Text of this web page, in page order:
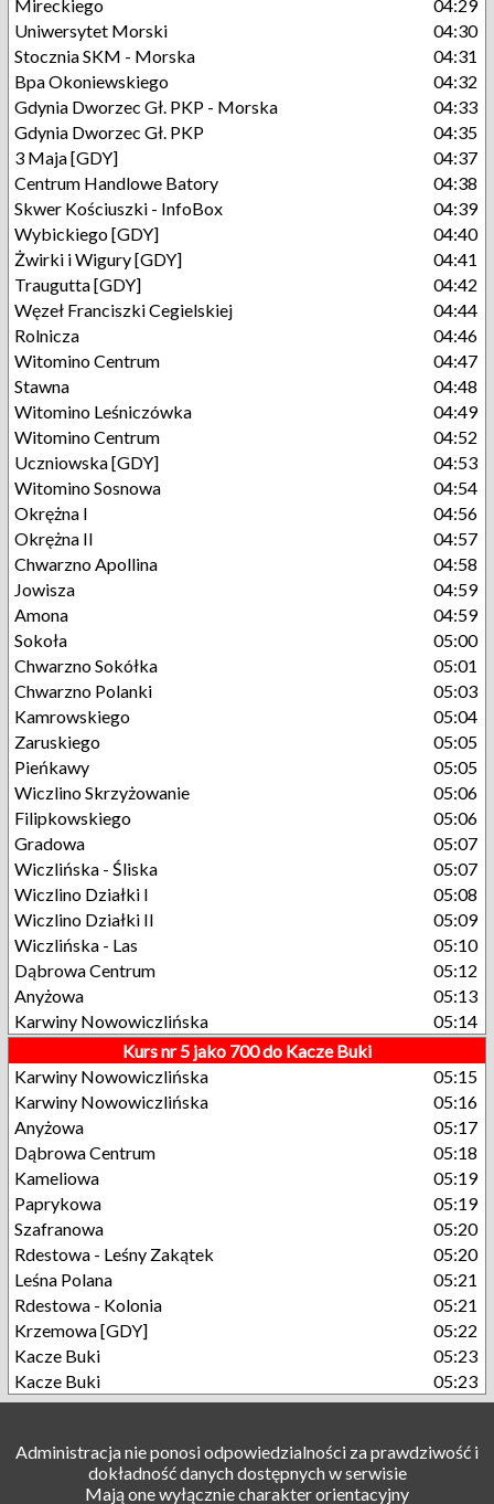
Mireckiego
04:29
Uniwersytet Morski
04:30
Stocznia SKM - Morska
04:31
Bpa Okoniewskiego
04:32
Gdynia Dworzec Gł. PKP - Morska
04:33
Gdynia Dworzec Gł. PKP
04:35
3 Maja [GDY]
04:37
Centrum Handlowe Batory
04:38
Skwer Kościuszki - InfoBox
04:39
Wybickiego [GDY]
04:40
Żwirki i Wigury [GDY]
04:41
Traugutta [GDY]
04:42
Węzeł Franciszki Cegielskiej
04:44
Rolnicza
04:46
Witomino Centrum
04:47
Stawna
04:48
Witomino Leśniczówka
04:49
Witomino Centrum
04:52
Uczniowska [GDY]
04:53
Witomino Sosnowa
04:54
Okrężna I
04:56
Okrężna II
04:57
Chwarzno Apollina
04:58
Jowisza
04:59
Amona
04:59
Sokoła
05:00
Chwarzno Sokółka
05:01
Chwarzno Polanki
05:03
Kamrowskiego
05:04
Zaruskiego
05:05
Pieńkawy
05:05
Wiczlino Skrzyżowanie
05:06
Filipkowskiego
05:06
Gradowa
05:07
Wiczlińska - Śliska
05:07
Wiczlino Działki I
05:08
Wiczlino Działki II
05:09
Wiczlińska - Las
05:10
Dąbrowa Centrum
05:12
Anyżowa
05:13
Karwiny Nowowiczlińska
05:14
Kurs nr 5 jako 700 do Kacze Buki
Karwiny Nowowiczlińska
05:15
Karwiny Nowowiczlińska
05:16
Anyżowa
05:17
Dąbrowa Centrum
05:18
Kameliowa
05:19
Paprykowa
05:19
Szafranowa
05:20
Rdestowa - Leśny Zakątek
05:20
Leśna Polana
05:21
Rdestowa - Kolonia
05:21
Krzemowa [GDY]
05:22
Kacze Buki
05:23
Kacze Buki
05:23
Administracja nie ponosi odpowiedzialności za prawdziwość i
dokładność danych dostępnych w serwisie
Mają one wyłącznie charakter orientacyjny